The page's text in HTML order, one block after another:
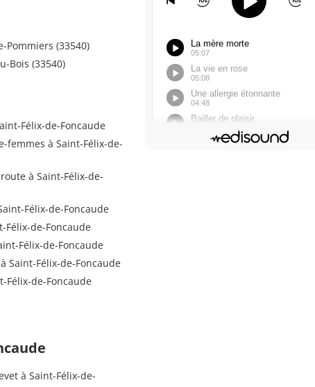
Pommiers (33540)
Bois (33540)
Félix-de-Foncaude
femmes à Saint-Félix-de-
à Saint-Félix-de-
Félix-de-Foncaude
Félix-de-Foncaude
Félix-de-Foncaude
Saint-Félix-de-Foncaude
Félix-de-Foncaude
à Saint-Félix-de-